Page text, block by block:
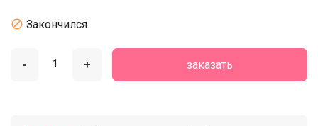
 Закончился
- + заказать